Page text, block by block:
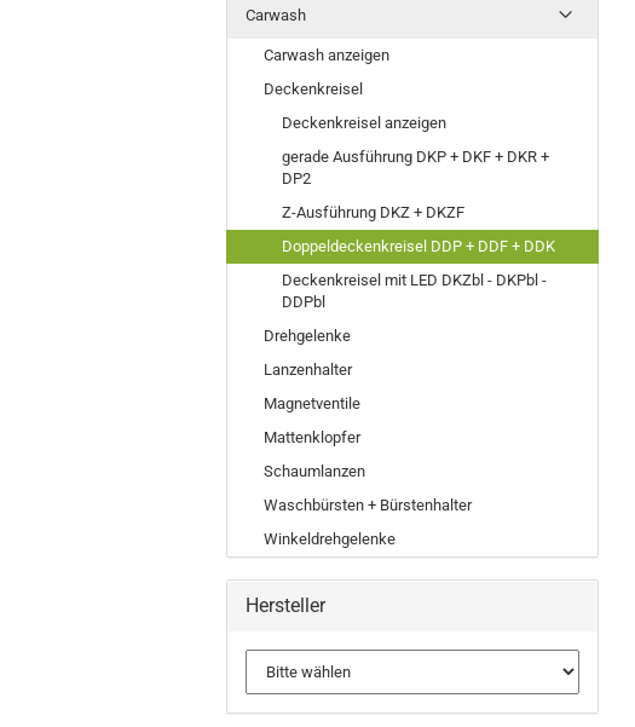
Carwash
Carwash anzeigen
Deckenkreisel
Deckenkreisel anzeigen
gerade Ausführung DKP + DKF + DKR +
DP2
Z-Ausführung DKZ + DKZF
Doppeldeckenkreisel DDP + DDF + DDK
Deckenkreisel mit LED DKZbl - DKPbl -
DDPbl
Drehgelenke
Lanzenhalter
Magnetventile
Mattenklopfer
Schaumlanzen
Waschbürsten + Bürstenhalter
Winkeldrehgelenke
Hersteller